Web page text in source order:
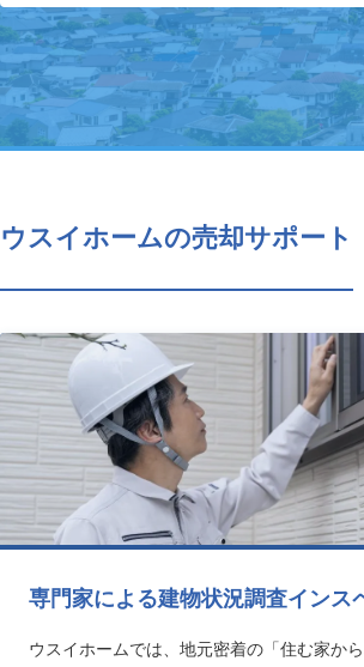
ウスイホームの売却サポート
専門家による建物状況調査インス
ウスイホームでは、地元密着の「住む家から